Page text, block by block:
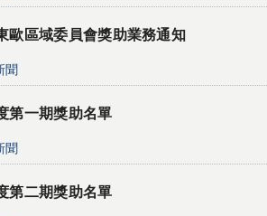
歐區域委員會獎助業務通知
聞
第一期獎助名單
聞
第二期獎助名單